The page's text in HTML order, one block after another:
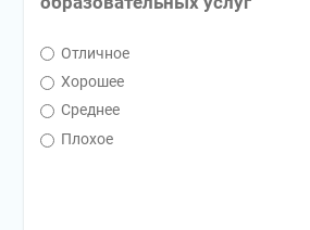
Отличное
Хорошее
Среднее
Плохое